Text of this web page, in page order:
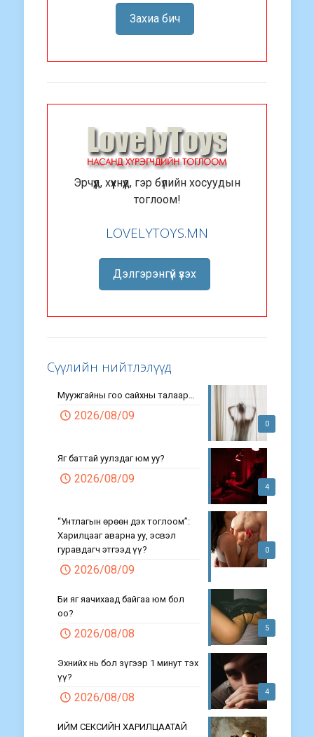
Захиа бич
Эрчүүд, хүүхнүүд, гэр бүлийн хосуудын
тоглоом!
LOVELYTOYS.MN
Дэлгэрэнгүй үзэх
Сүүлийн нийтлэлүүд
0
Муужгайны гоо сайхны талаар…
2026/08/09
4
Яг баттай уулздаг юм уу?
2026/08/09
0
“Унтлагын өрөөн дэх тоглоом”:
Харилцааг аварна уу, эсвэл
гуравдагч этгээд үү?
2026/08/09
5
Би яг яачихаад байгаа юм бол
оо?
2026/08/08
4
Эхнийх нь бол зүгээр 1 минут тэх
үү?
2026/08/08
ИЙМ СЕКСИЙН ХАРИЛЦААТАЙ